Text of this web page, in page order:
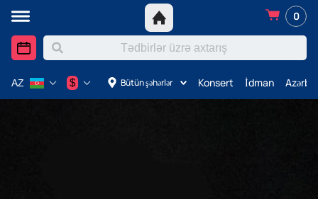
0
Bütün şəhərlər Konsert İdman
AZ $